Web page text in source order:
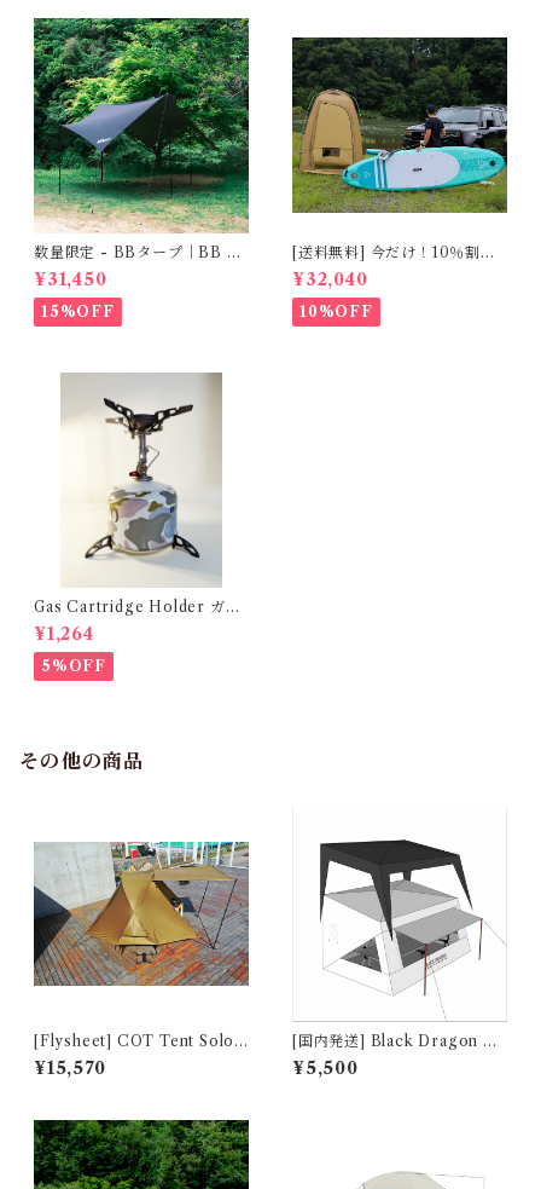
数量限定 - BBタープ｜BB Ta
rp
¥31,450
15%OFF
[送料無料] 今だけ！10％割引
実施中！TNCプライベートシ
ェルター（Private Shelter）
簡易更衣＆トイレテント（Co
mpact Changing & Toilet T
¥32,040
10%OFF
Gas Cartridge Holder ガス
カートリッジホルダー [For 2
30g gas ONLY] 7531225175
¥1,264
5%OFF
その他の商品
[Flysheet] COT Tent Solo
FLY (テントの外張り)
¥15,570
[国内発送] Black Dragon 05
H-Suite 強雨対応フライシー
ト(Heavy Rain Protection F
¥5,500